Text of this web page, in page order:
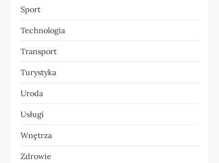
Sport
Technologia
Transport
Turystyka
Uroda
Usługi
Wnętrza
Zdrowie